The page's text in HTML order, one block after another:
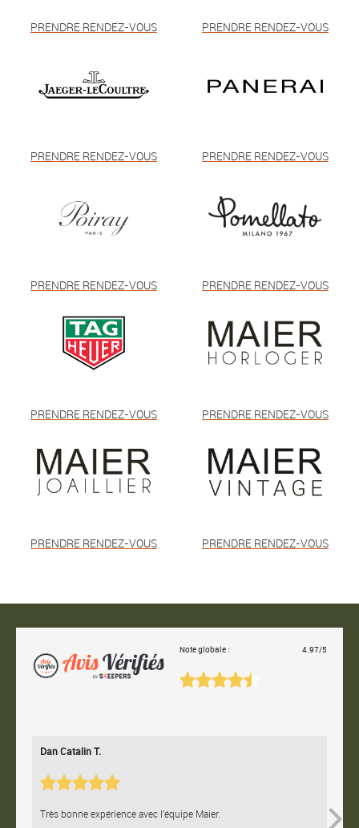
PRENDRE RENDEZ-VOUS PRENDRE RENDEZ-VOUS
PRENDRE RENDEZ-VOUS PRENDRE RENDEZ-VOUS
PRENDRE RENDEZ-VOUS PRENDRE RENDEZ-VOUS
PRENDRE RENDEZ-VOUS PRENDRE RENDEZ-VOUS
PRENDRE RENDEZ-VOUS PRENDRE RENDEZ-VOUS
Note globale : 4.97/5
Dan Catalin T.
Très bonne expérience avec l'équipe Maier.